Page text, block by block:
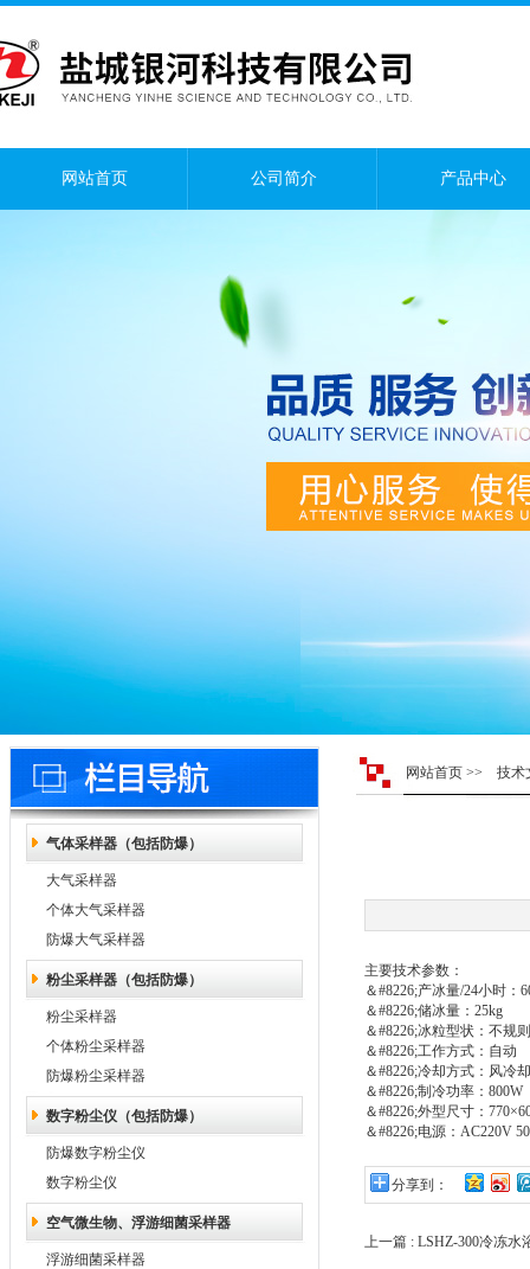
网站首页 公司简介 产品中心
气体采样器（包括防爆）
大气采样器
个体大气采样器
防爆大气采样器
粉尘采样器（包括防爆）
粉尘采样器
个体粉尘采样器
防爆粉尘采样器
数字粉尘仪（包括防爆）
防爆数字粉尘仪
数字粉尘仪
空气微生物、浮游细菌采样器
浮游细菌采样器
网站首页 >> 技术
主要技术参数：
＆#8226;产冰量/24小时：
＆#8226;储冰量：25kg
＆#8226;冰粒型状：不规
＆#8226;工作方式：自动
＆#8226;冷却方式：风冷却
＆#8226;制冷功率：800W
＆#8226;外型尺寸：
＆#8226;电源：AC220V
分享到：
上一篇 : LSHZ-300冷冻水